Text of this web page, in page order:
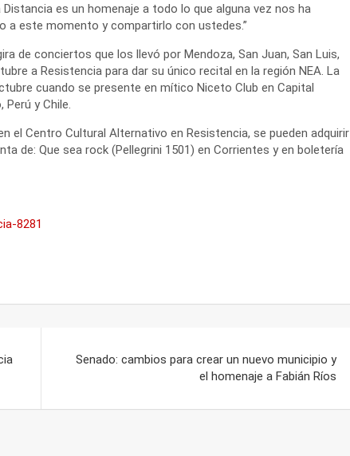
es un homenaje a todo lo que alguna vez nos ha
a este momento y compartirlo con ustedes.”
de conciertos que los llevó por Mendoza, San Juan, San Luis,
a Resistencia para dar su único recital en la región NEA. La
cuando se presente en mítico Niceto Club en Capital
y Chile.
el Centro Cultural Alternativo en Resistencia, se pueden adquirir
de: Que sea rock (Pellegrini 1501) en Corrientes y en boletería
8281
Senado: cambios para crear un nuevo municipio y
el homenaje a Fabián Ríos